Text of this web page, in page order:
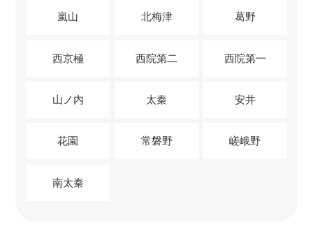
嵐山 北梅津 葛野
西京極 西院第二 西院第一
山ノ内 太秦 安井
花園 常磐野 嵯峨野
南太秦